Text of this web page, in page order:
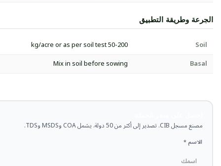
الجرعة وطريقة التطبيق
Soil
50-200 kg/acre or as per soil test
Basal
Mix in soil before sowing
مصنع مسجل CIB. تصدير إلى أكثر من 50 دولة. يشمل COA وMSDS وTDS.
الاسم *